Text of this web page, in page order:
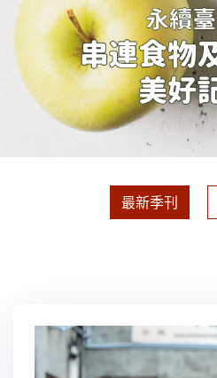
最新季刊